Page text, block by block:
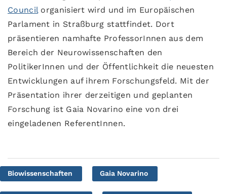
Councilorganisiert wird und im Europäischen
Parlament in Straßburg stattfindet. Dort
präsentieren namhafte ProfessorInnen aus dem
Bereich der Neurowissenschaften den
PolitikerInnen und der Öffentlichkeit die neuesten
Entwicklungen auf ihrem Forschungsfeld. Mit der
Präsentation ihrer derzeitigen und geplanten
Forschung ist Gaia Novarino eine von drei
eingeladenen ReferentInnen.
Biowissenschaften Gaia Novarino